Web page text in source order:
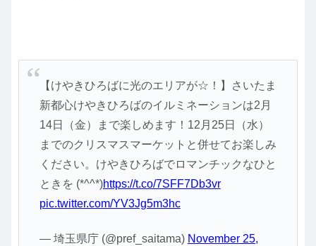
【けやきひろばに光のエリアが☆！】さいたま
新都心けやきひろばのイルミネーションは2月
14日（金）まで楽しめます！12月25日（水）
までのクリスマスマーケットと併せてお楽しみ
ください。けやきひろばでロマンチックなひと
ときを (*^^*)https://t.co/7SFF7Db3vr
pic.twitter.com/YV3Jg5m3hc
— 埼玉県庁 (@pref_saitama) November 25,